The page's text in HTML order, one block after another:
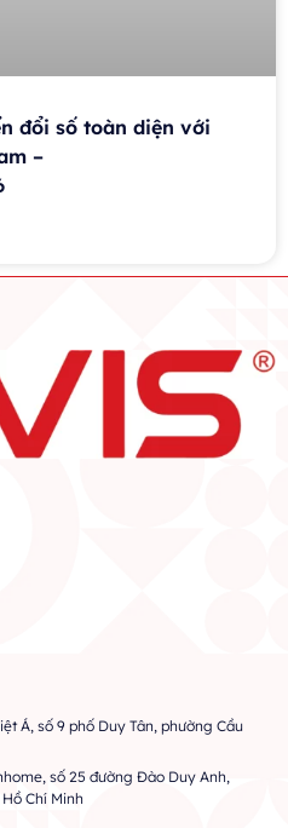
đổi số toàn diện với
–
Á, số 9 phố Duy Tân, phường Cầu
số 25 đường Đào Duy Anh,
Chí Minh